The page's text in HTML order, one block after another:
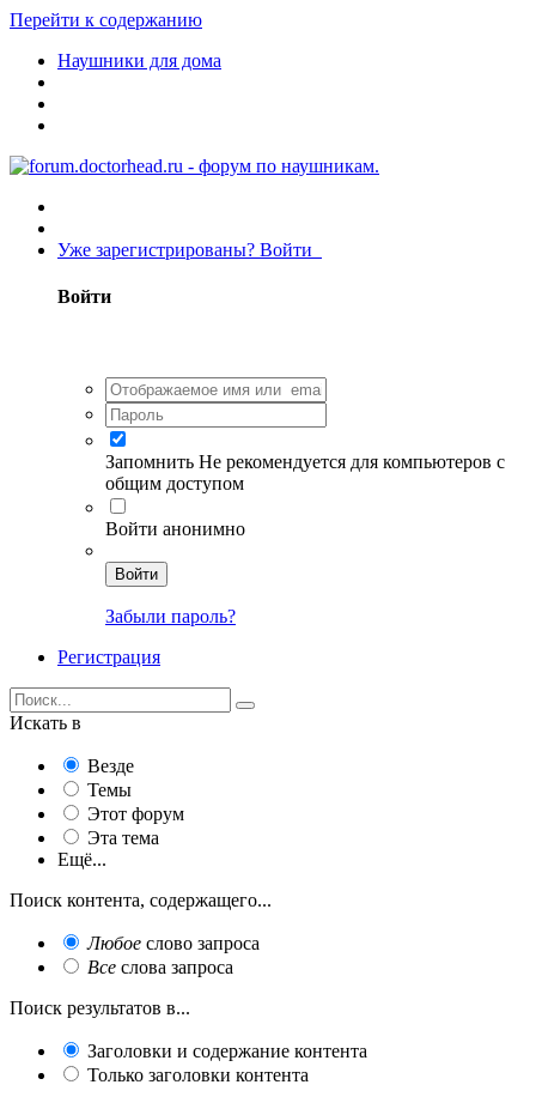
Перейти к содержанию
Наушники для дома
Уже зарегистрированы? Войти
Войти
Запомнить Не рекомендуется для компьютеров с
общим доступом
Войти анонимно
Войти
Забыли пароль?
Регистрация
Искать в
Везде
Темы
Этот форум
Эта тема
Ещё...
Поиск контента, содержащего...
Любое слово запроса
Все слова запроса
Поиск результатов в...
Заголовки и содержание контента
Только заголовки контента